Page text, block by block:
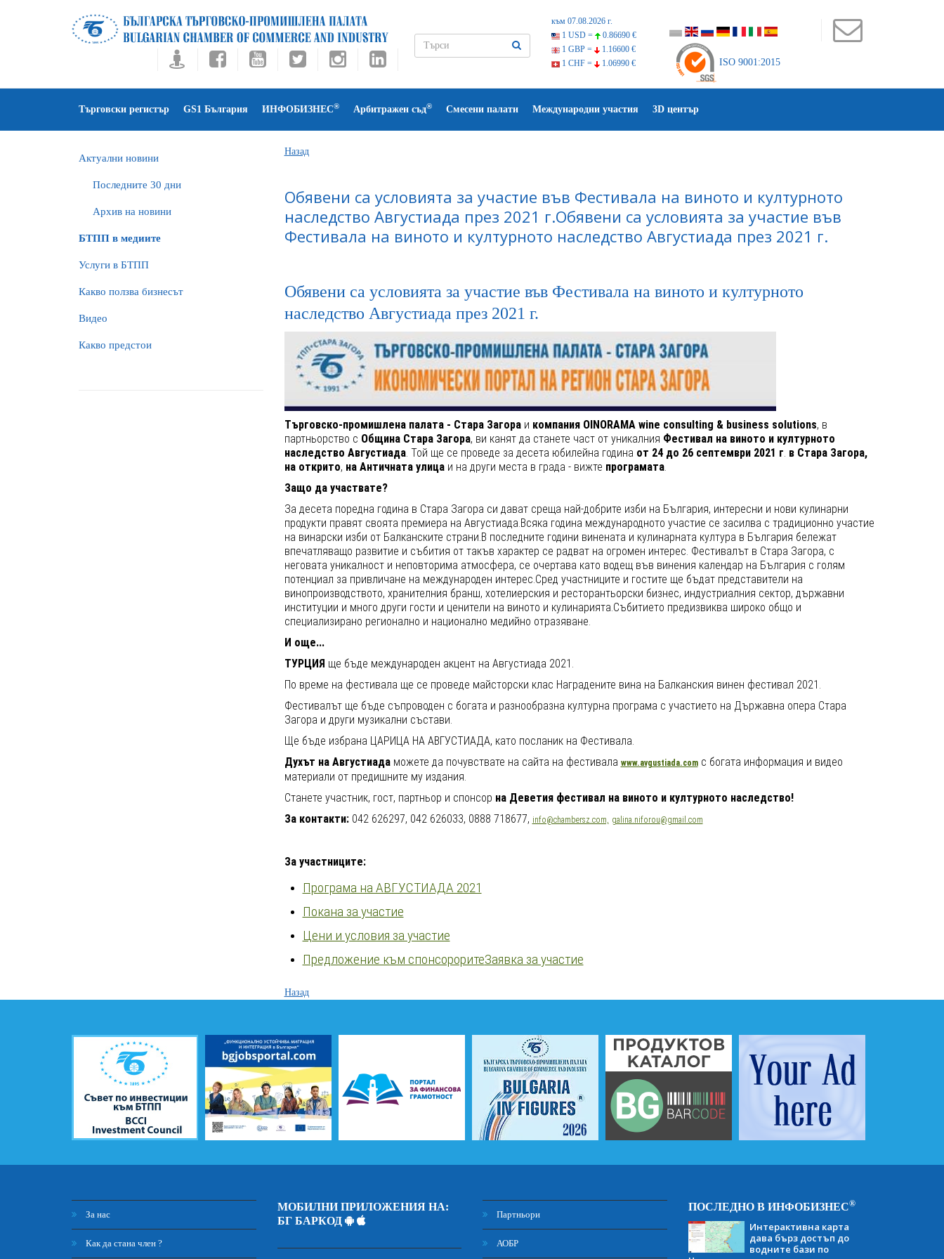
към 07.08.2026 г.
1 USD =
0.86690 €
1 GBP =
1.16600 €
1 CHF =
1.06990 € ISO 9001:2015
Търговски регистър GS1 България ИНФОБИЗНЕС® Арбитражен съд® Смесени палати Международни участия 3D център
Актуални новини
Последните 30 дни
Архив на новини
БTПП в медиите
Услуги в БТПП
Какво ползва бизнесът
Видео
Какво предстои
Назад
Обявени са условията за участие във Фестивала на виното и културното
наследство Августиада през 2021 г.Обявени са условията за участие във
Фестивала на виното и културното наследство Августиада през 2021 г.
Обявени са условията за участие във Фестивала на виното и културното
наследство Августиада през 2021 г.
Търговско-промишлена палата - Стара Загора и компания OINORAMA wine consulting & business solutions, в
партньорство с Община Стара Загора, ви канят да станете част от уникалния Фестивал на виното и културното
наследство Августиада. Той ще се проведе за десета юбилейна година от 24 до 26 септември 2021 г. в Стара Загора,
на открито, на Античната улица и на други места в града - вижте програмата.
Защо да участвате?
За десета поредна година в Стара Загора си дават среща най-добрите изби на България, интересни и нови кулинарни
продукти правят своята премиера на Августиада.Всяка година международното участие се засилва с традиционно участие
на винарски изби от Балканските страни.В последните години винената и кулинарната култура в България бележат
впечатляващо развитие и събития от такъв характер се радват на огромен интерес. Фестивалът в Стара Загора, с
неговата уникалност и неповторима атмосфера, се очертава като водещ във винения календар на България с голям
потенциал за привличане на международен интерес.Сред участниците и гостите ще бъдат представители на
винопроизводството, хранителния бранш, хотелиерския и ресторантьорски бизнес, индустриалния сектор, държавни
институции и много други гости и ценители на виното и кулинарията.Събитието предизвиква широко общо и
специализирано регионално и национално медийно отразяване.
И още...
ТУРЦИЯ ще бъде международен акцент на Августиада 2021.
По време на фестивала ще се проведе майсторски клас Наградените вина на Балканския винен фестивал 2021.
Фестивалът ще бъде съпроводен с богата и разнообразна културна програма с участието на Държавна опера Стара
Загора и други музикални състави.
Ще бъде избрана ЦАРИЦА НА АВГУСТИАДА, като посланик на Фестивала.
Духът на Августиада можете да почувствате на сайта на фестивала www.avgustiada.comс богата информация и видео
материали от предишните му издания.
Станете участник, гост, партньор и спонсор на Деветия фестивал на виното и културното наследство!
Законтакти: 042 626297, 042 626033, 0888 718677, info@chambersz.com, galina.niforou@gmail.com
За участниците:
Програма на АВГУСТИАДА 2021
Покана за участие
Цени и условия за участие
Предложение към спонсороритеЗаявка за участие
Назад
За нас
Как да стана член ?
МОБИЛНИ ПРИЛОЖЕНИЯ НА:
БГ БАРКОД
Партньори
АОБР
ПОСЛЕДНО В ИНФОБИЗНЕС®
Интерактивна карта
дава бърз достъп до
водните бази по